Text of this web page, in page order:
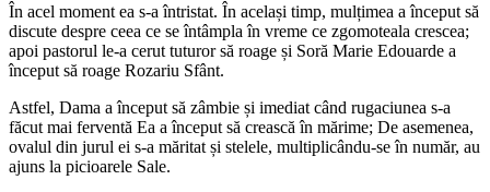
În acel moment ea s-a întristat. În același timp, mulțimea a început să
discute despre ceea ce se întâmpla în vreme ce zgomoteala crescea;
apoi pastorul le-a cerut tuturor să roage și Soră Marie Edouarde a
început să roage Rozariu Sfânt.
Astfel, Dama a început să zâmbie și imediat când rugaciunea s-a
făcut mai ferventă Ea a început să crească în mărime; De asemenea,
ovalul din jurul ei s-a măritat și stelele, multiplicându-se în număr, au
ajuns la picioarele Sale.